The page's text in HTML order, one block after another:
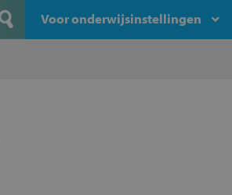
Voor onderwijsinstellingen